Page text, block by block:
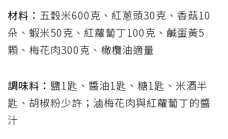
材料： 五穀米600克、紅蔥頭30克、香菇10
朵、蝦米50克、紅蘿蔔丁100克、鹹蛋黃5
顆、梅花肉300克、橄欖油適量
調味料： 鹽1匙、醬油1匙、糖1匙、米酒半
匙、胡椒粉少許；滷梅花肉與紅蘿蔔丁的醬
汁